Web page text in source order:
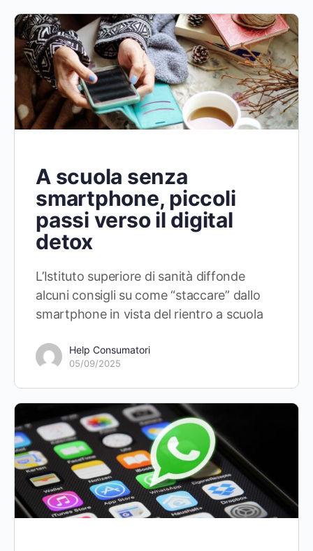
A scuola senza
smartphone, piccoli
passi verso il digital
detox
L’Istituto superiore di sanità diffonde
alcuni consigli su come “staccare” dallo
smartphone in vista del rientro a scuola
Help Consumatori
05/09/2025